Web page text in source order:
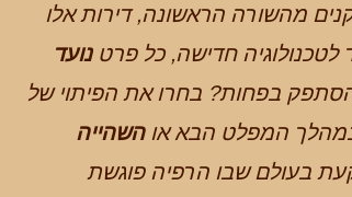
מהשורה הראשונה, דירות אלו
לטכנולוגיה חדישה, כל פרטנועד
בפחות? בחרו את הפיתוי של
במהלך המפלט הבא אוהשהייה
בעולם שבו הרפיה פוגשת